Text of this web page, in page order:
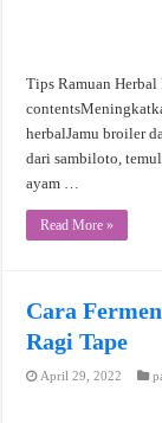
Tips Ramuan Herbal
herbalJamu broiler
dari sambiloto,
ayam …
Read More »
Cara
Ragi Tape
April 29, 2022